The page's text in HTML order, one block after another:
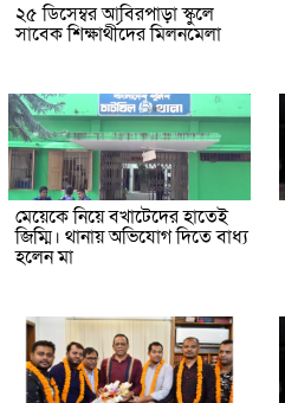
২৫ ডিসেম্বর আবিরপাড়া স্কুলে
সাবেক শিক্ষার্থীদের মিলনমেলা
মেয়েকে নিয়ে বখাটেদের হাতেই
জিম্মি। থানায় অভিযোগ দিতে বাধ্য
হলেন মা